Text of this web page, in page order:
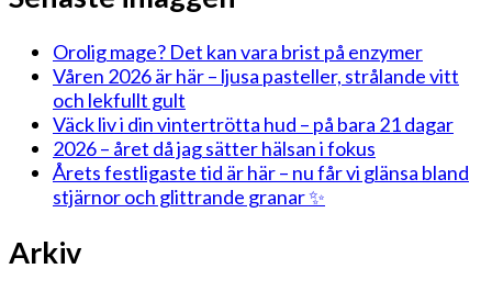
Orolig mage? Det kan vara brist på enzymer
Våren 2026 är här – ljusa pasteller, strålande vitt
och lekfullt gult
Väck liv i din vintertrötta hud – på bara 21 dagar
2026 – året då jag sätter hälsan i fokus
Årets festligaste tid är här – nu får vi glänsa bland
stjärnor och glittrande granar ✨
Arkiv